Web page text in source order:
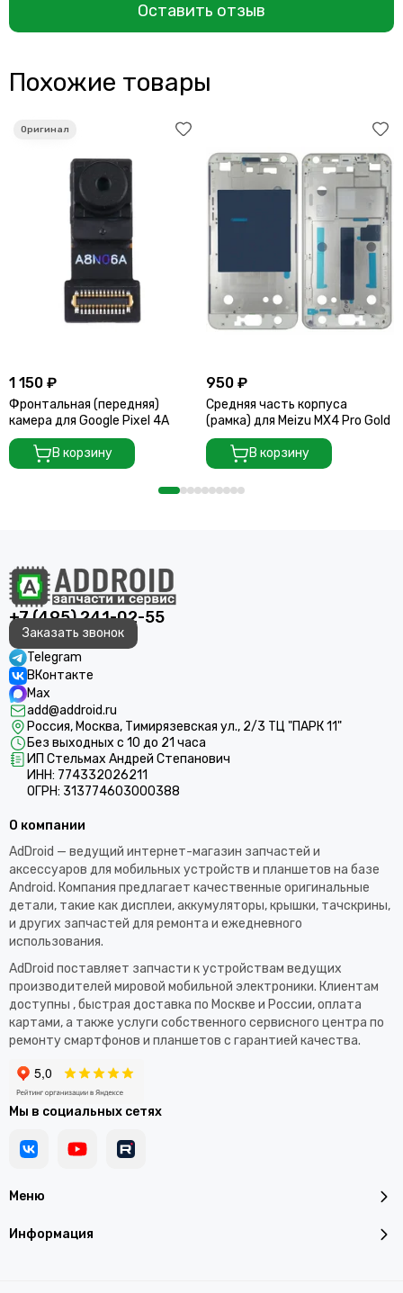
Оставить отзыв
Похожие товары
1 150 ₽
Фронтальная (передняя)
камера для Google Pixel 4A
В корзину
950 ₽
Средняя часть корпуса
(рамка) для Meizu MX4 Pro Gold
В корзину
+7 (495) 241-02-55
Заказать звонок
Telegram
ВКонтакте
Max
add@addroid.ru
Россия, Москва, Тимирязевская ул., 2/3 ТЦ "ПАРК 11"
Без выходных с 10 до 21 часа
ИП Стельмах Андрей Степанович
ИНН: 774332026211
ОГРН: 313774603000388
Меню
Информация
О компании
AdDroid — ведущий интернет-магазин запчастей и
аксессуаров для мобильных устройств и планшетов на базе
Android. Компания предлагает качественные оригинальные
детали, такие как дисплеи, аккумуляторы, крышки, тачскрины,
и других запчастей для ремонта и ежедневного
использования.​
AdDroid поставляет запчасти к устройствам ведущих
производителей мировой мобильной электроники. Клиентам
доступны , быстрая доставка по Москве и России, оплата
картами, а также услуги собственного сервисного центра по
ремонту смартфонов и планшетов с гарантией качества.
Мы в социальных сетях